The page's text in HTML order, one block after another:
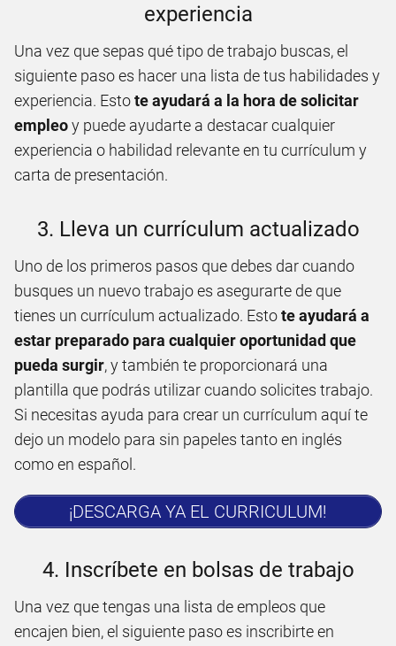
experiencia
Una vez que sepas qué tipo de trabajo buscas, el
siguiente paso es hacer una lista de tus habilidades y
experiencia. Estote ayudará a la hora de solicitar
empleoy puede ayudarte a destacar cualquier
experiencia o habilidad relevante en tu currículum y
carta de presentación.
3. Lleva un currículum actualizado
Uno de los primeros pasos que debes dar cuando
busques un nuevo trabajo es asegurarte de que
tienes un currículum actualizado. Estote ayudará a
estar preparado para cualquier oportunidad que
pueda surgir, y también te proporcionará una
plantilla que podrás utilizar cuando solicites trabajo.
Si necesitas ayuda para crear un currículum aquí te
dejo un modelo para sin papeles tanto en inglés
como en español.
¡DESCARGA YA EL CURRICULUM!
4. Inscríbete en bolsas de trabajo
Una vez que tengas una lista de empleos que
encajen bien, el siguiente paso es inscribirte en